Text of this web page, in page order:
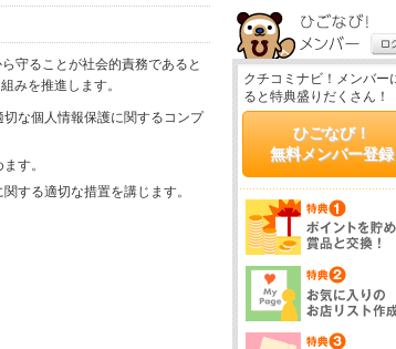
守ることが社会的責務であると
みを推進します。
な個人情報保護に関するコンプ
す。
する適切な措置を講じます。
クチコミナビ！メンバー
ると特典盛りだくさん！
ひごなび！
無料メンバー登録